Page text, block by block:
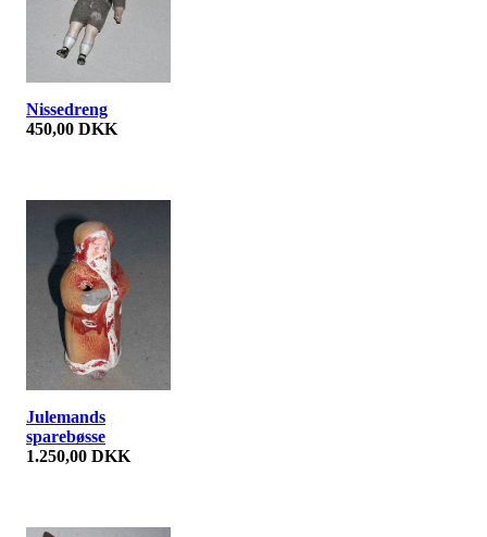
Nissedreng
450,00 DKK
Julemands
sparebøsse
1.250,00 DKK